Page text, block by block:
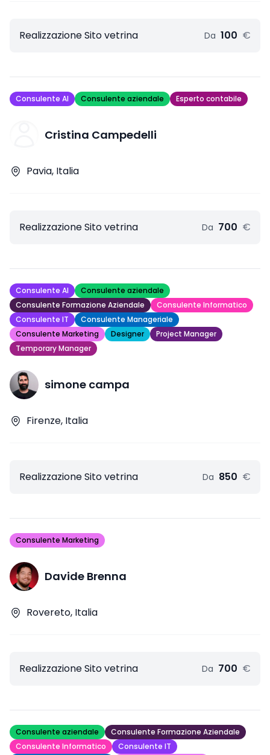
Realizzazione Sito vetrina Da 100 €
Consulente AI Consulente aziendale Esperto contabile
Cristina Campedelli
Pavia, Italia
Realizzazione Sito vetrina Da 700 €
Consulente AI
Consulente aziendale
Consulente Formazione Aziendale
Consulente Informatico
Consulente IT
Consulente Manageriale
Consulente Marketing
Designer
Project Manager
Temporary Manager
simone campa
Firenze, Italia
Realizzazione Sito vetrina Da 850 €
Consulente Marketing
Davide Brenna
Rovereto, Italia
Realizzazione Sito vetrina Da 700 €
Consulente aziendale
Consulente Formazione Aziendale
Consulente Informatico
Consulente IT